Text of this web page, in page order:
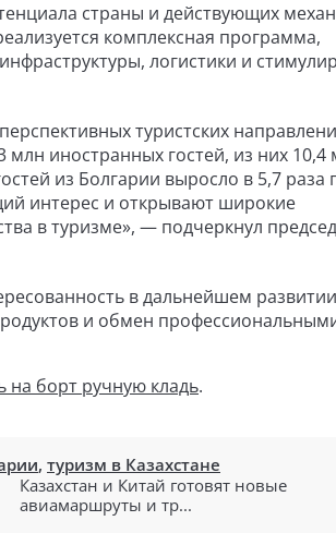
страны и действующих
комплексная программа,
логистики и
туристских
иностранных гостей, из них 10,4
из Болгарии выросло в 5,7 раза
интерес и открывают широкие
в туризме», — подчеркнул
в дальнейшем развитии
и обмен
на борт ручную кладь.
, туризм в Казахстане
Казахстан и Китай готовят новые
авиамаршруты и тр...